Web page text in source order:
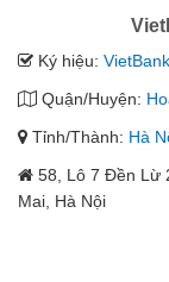
Ký hiệu: VietBank
Quận/Huyện:
Tỉnh/Thành: Hà
58, Lô 7 Đền Lừ
Mai, Hà Nội